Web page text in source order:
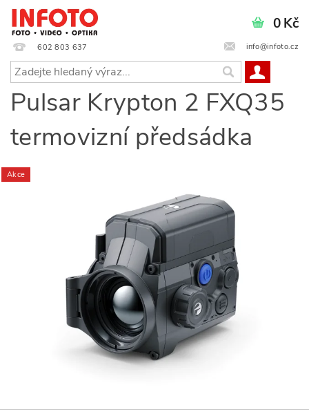
602 803 637 info@infoto.cz
0 Kč
Pulsar Krypton 2 FXQ35
termovizní předsádka
Akce